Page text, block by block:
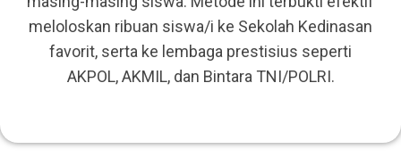
meloloskan ribuan siswa/i ke Sekolah Kedinasan
favorit, serta ke lembaga prestisius seperti
AKPOL, AKMIL, dan Bintara TNI/POLRI.